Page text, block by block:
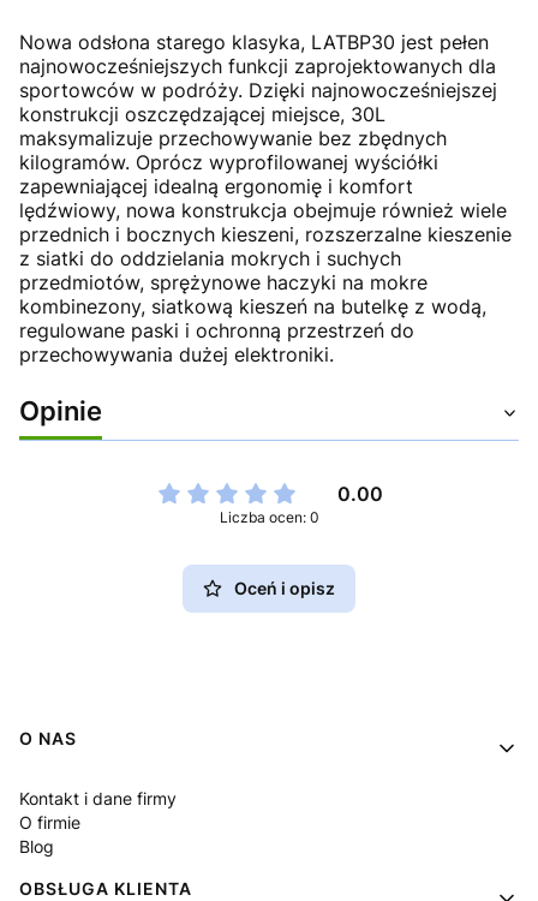
Nowa odsłona starego klasyka, LATBP30 jest pełen
najnowocześniejszych funkcji zaprojektowanych dla
sportowców w podróży. Dzięki najnowocześniejszej
konstrukcji oszczędzającej miejsce, 30L
maksymalizuje przechowywanie bez zbędnych
kilogramów. Oprócz wyprofilowanej wyściółki
zapewniającej idealną ergonomię i komfort
lędźwiowy, nowa konstrukcja obejmuje również wiele
przednich i bocznych kieszeni, rozszerzalne kieszenie
z siatki do oddzielania mokrych i suchych
przedmiotów, sprężynowe haczyki na mokre
kombinezony, siatkową kieszeń na butelkę z wodą,
regulowane paski i ochronną przestrzeń do
przechowywania dużej elektroniki.
Opinie
0.00
Liczba ocen: 0
Oceń i opisz
Linki w stopce
O NAS
Kontakt i dane firmy
O firmie
Blog
OBSŁUGA KLIENTA